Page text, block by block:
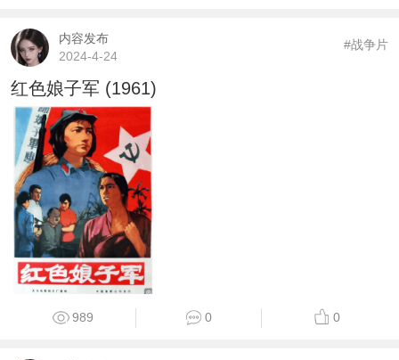
内容发布
2024-4-24
#战争片
红色娘子军 (1961)
989 0 0